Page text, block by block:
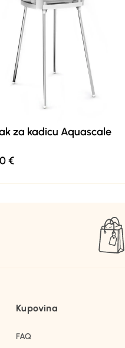
za kadicu Aquascale
€
Kupovina
FAQ